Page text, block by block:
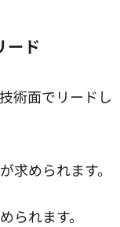
ード
術面でリードし
求められます。
られます。